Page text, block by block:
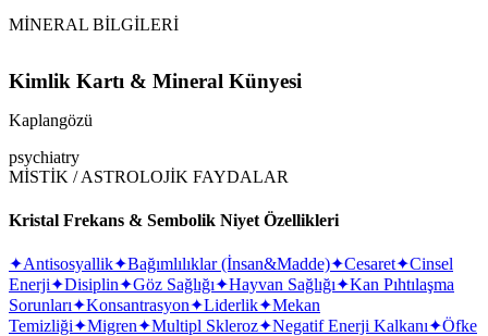
MİNERAL BİLGİLERİ
Kimlik Kartı & Mineral Künyesi
Kaplangözü
psychiatry
MİSTİK / ASTROLOJİK FAYDALAR
Kristal Frekans & Sembolik Niyet Özellikleri
✦Antisosyallik✦Bağımlılıklar (İnsan&Madde)✦Cesaret✦Cinsel
Enerji✦Disiplin✦Göz Sağlığı✦Hayvan Sağlığı✦Kan Pıhtılaşma
Sorunları✦Konsantrasyon✦Liderlik✦Mekan
Temizliği✦Migren✦Multipl Skleroz✦Negatif Enerji Kalkanı✦Öfke